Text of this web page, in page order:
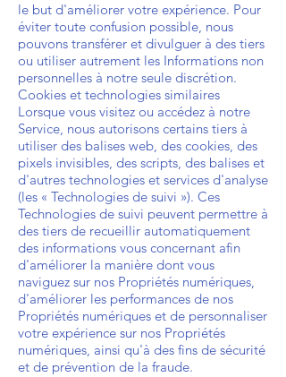
le but d'améliorer votre expérience. Pour
éviter toute confusion possible, nous
pouvons transférer et divulguer à des tiers
ou utiliser autrement les Informations non
personnelles à notre seule discrétion.
Cookies et technologies similaires
Lorsque vous visitez ou accédez à notre
Service, nous autorisons certains tiers à
utiliser des balises web, des cookies, des
pixels invisibles, des scripts, des balises et
d'autres technologies et services d'analyse
(les « Technologies de suivi »). Ces
Technologies de suivi peuvent permettre à
des tiers de recueillir automatiquement
des informations vous concernant afin
d'améliorer la manière dont vous
naviguez sur nos Propriétés numériques,
d'améliorer les performances de nos
Propriétés numériques et de personnaliser
votre expérience sur nos Propriétés
numériques, ainsi qu'à des fins de sécurité
et de prévention de la fraude.